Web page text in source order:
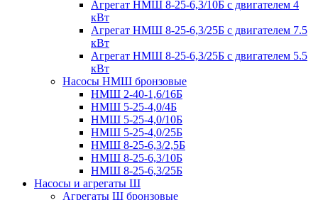
Агрегат НМШ 8-25-6,3/10Б с двигателем 4
кВт
Агрегат НМШ 8-25-6,3/25Б с двигателем 7.5
кВт
Агрегат НМШ 8-25-6,3/25Б с двигателем 5.5
кВт
Насосы НМШ бронзовые
НМШ 2-40-1,6/16Б
НМШ 5-25-4,0/4Б
НМШ 5-25-4,0/10Б
НМШ 5-25-4,0/25Б
НМШ 8-25-6,3/2,5Б
НМШ 8-25-6,3/10Б
НМШ 8-25-6,3/25Б
Насосы и агрегаты Ш
Агрегаты Ш бронзовые